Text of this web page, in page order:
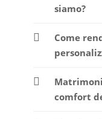
siamo?
Come
comfort